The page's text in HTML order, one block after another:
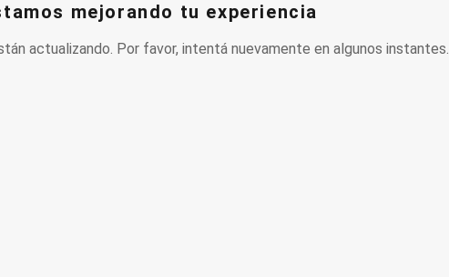
mejorando tu experiencia
actualizando. Por favor, intentá nuevamente en algunos instantes.